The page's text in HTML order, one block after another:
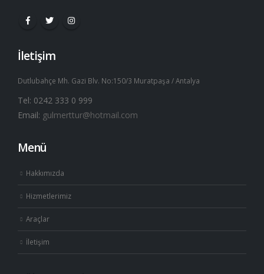
İletişim
Dutlubahçe Mh. Gazi Blv. No:150/3 Muratpaşa / Antalya
Tel: 0242 333 0 999
Email: gulmerttur@hotmail.com
Menü
Hakkımızda
Hizmetlerimiz
Araçlar
İletişim